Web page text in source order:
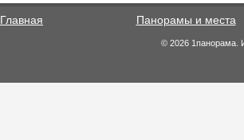
Главная Панорамы и места
© 2026 1панорама.